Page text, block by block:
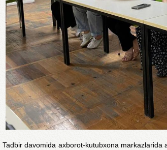
Tadbir davomida axborot-kutubxona